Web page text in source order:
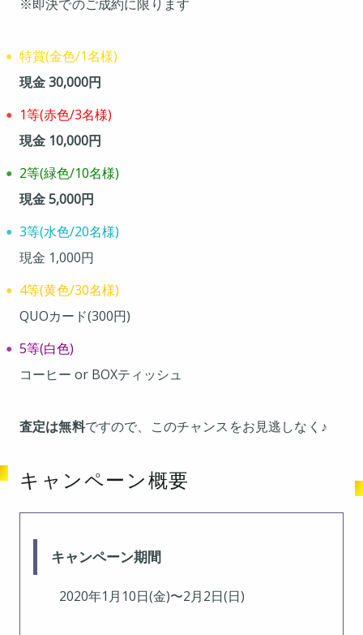
※即決でのご成約に限ります
特賞(金色/1名様)
現金 30,000円
1等(赤色/3名様)
現金 10,000円
2等(緑色/10名様)
現金 5,000円
3等(水色/20名様)
現金 1,000円
4等(黄色/30名様)
QUOカード(300円)
5等(白色)
コーヒー or BOXティッシュ
査定は無料ですので、このチャンスをお見逃しなく♪
キャンペーン概要
キャンペーン期間
2020年1月10日(金)〜2月2日(日)